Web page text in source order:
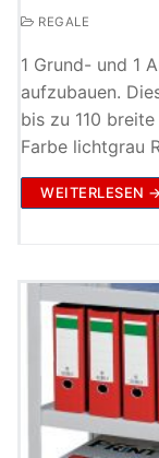
REGALE
1 Grund- und 1
aufzubauen.
bis zu 110
Farbe lichtgrau
WEITERLESEN →